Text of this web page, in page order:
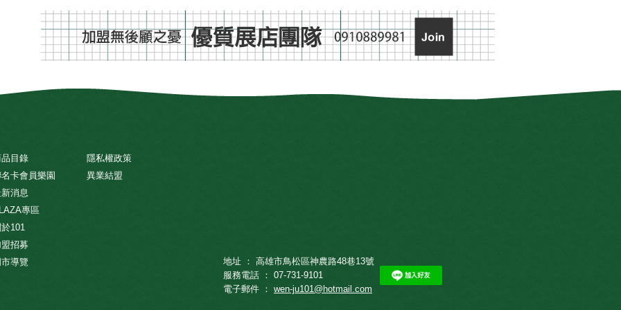
目錄
卡會員樂園
消息
專區
101
招募
導覽
隱私權政策
異業結盟
地址 ： 高雄市鳥松區神農路48巷13號
服務電話 ： 07-731-9101
電子郵件 ： wen-ju101@hotmail.com